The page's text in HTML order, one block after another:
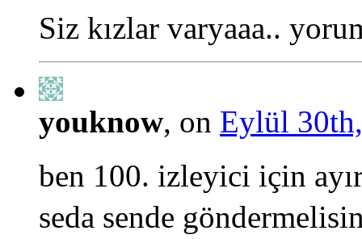
Siz kızlar varyaaa..
youknow, on Eylül
ben 100. izleyici için
seda sende